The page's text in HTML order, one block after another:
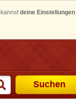
deine Einstellungen
Suchen